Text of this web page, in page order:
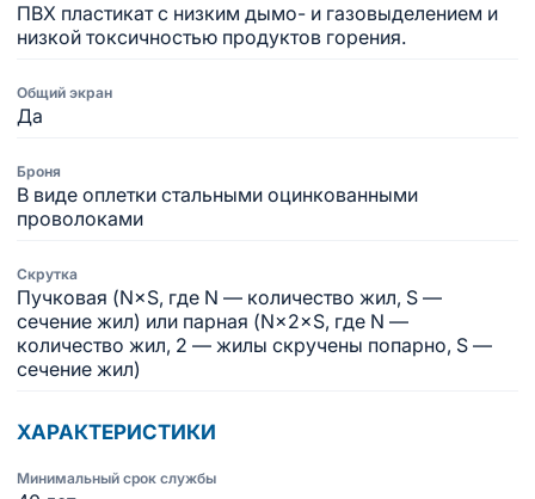
ПВХ пластикат с низким дымо- и газовыделением и
низкой токсичностью продуктов горения.
Общий экран
Да
Броня
В виде оплетки стальными оцинкованными
проволоками
Скрутка
Пучковая (N×S, где N — количество жил, S —
сечение жил) или парная (N×2×S, где N —
количество жил, 2 — жилы скручены попарно, S —
сечение жил)
ХАРАКТЕРИСТИКИ
Минимальный срок службы